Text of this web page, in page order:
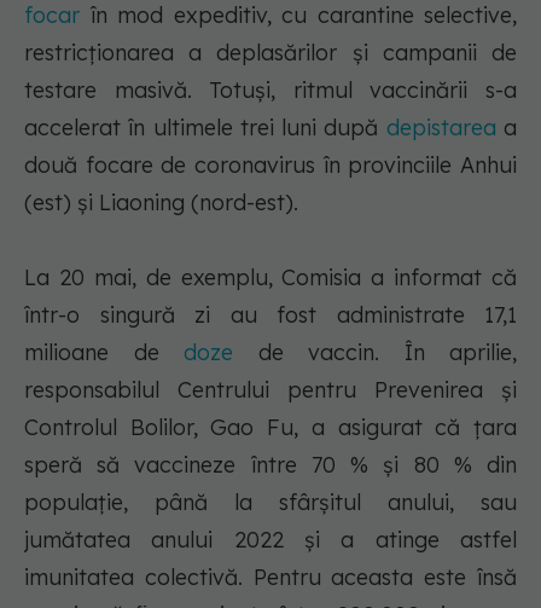
focar în mod expeditiv, cu carantine selective,
restricţionarea a deplasărilor şi campanii de
testare masivă. Totuşi, ritmul vaccinării s-a
accelerat în ultimele trei luni după depistarea a
două focare de coronavirus în provinciile Anhui
(est) şi Liaoning (nord-est).
La 20 mai, de exemplu, Comisia a informat că
într-o singură zi au fost administrate 17,1
milioane de doze de vaccin. În aprilie,
responsabilul Centrului pentru Prevenirea şi
Controlul Bolilor, Gao Fu, a asigurat că ţara
speră să vaccineze între 70 % şi 80 % din
populaţie, până la sfârşitul anului, sau
jumătatea anului 2022 şi a atinge astfel
imunitatea colectivă. Pentru aceasta este însă